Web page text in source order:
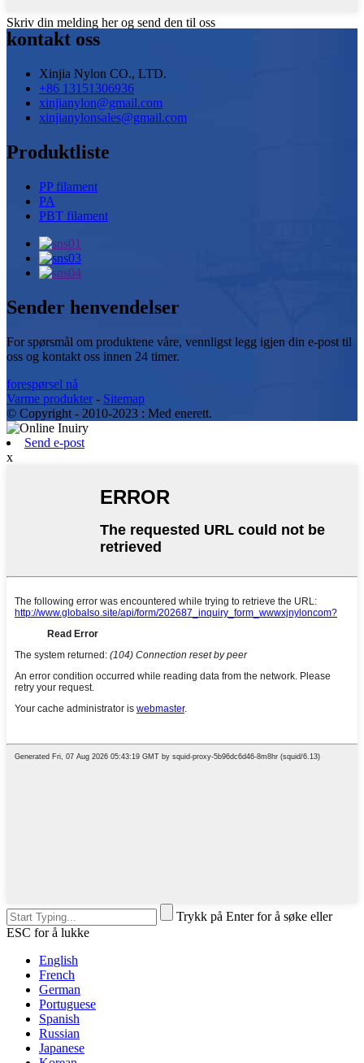
Skriv din melding her og send den til oss
kontakt oss
Xinjia Nylon CO., LTD.
+86 13151306936
xinjianylon@gmail.com
xinjianylonsales@gmail.com
Produktliste
PP filament
PA
PBT filament
Sender henvendelser
For spørsmål om produktene våre, vennligst legg igjen din e-post til
oss og kontakt oss innen 24 timer.
forespørsel nå
Varme produkter - Sitemap
© Copyright - 2010-2023 : Med enerett.
Send e-post
x
Trykk på Enter for å søke eller
ESC for å lukke
English
French
German
Portuguese
Spanish
Russian
Japanese